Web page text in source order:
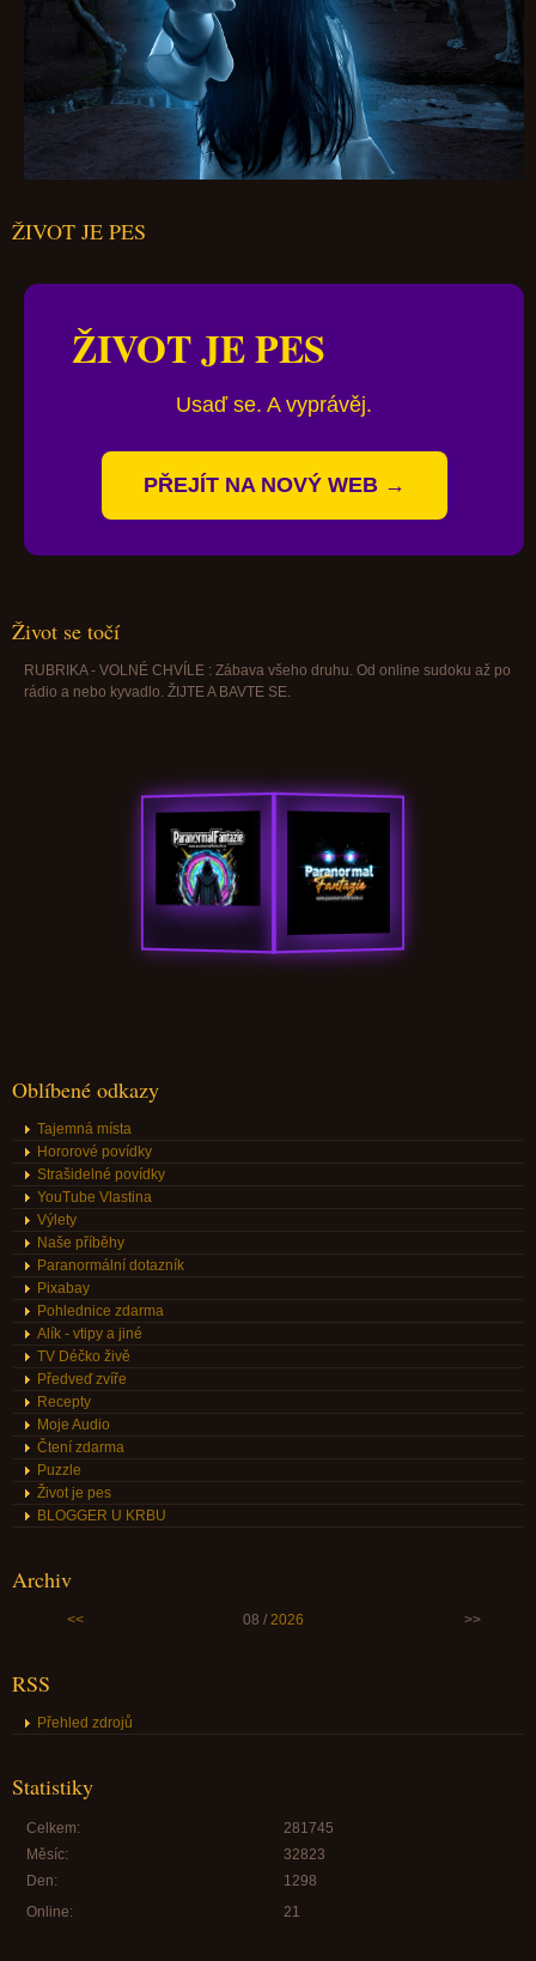
ŽIVOT JE PES
ŽIVOT JE PES
Usaď se. A vyprávěj.
PŘEJÍT NA NOVÝ WEB →
Život se točí
RUBRIKA - VOLNÉ CHVÍLE : Zábava všeho druhu. Od online sudoku až po
rádio a nebo kyvadlo. ŽIJTE A BAVTE SE.
Oblíbené odkazy
Tajemná místa
Hororové povídky
Strašidelné povídky
YouTube Vlastina
Výlety
Naše příběhy
Paranormální dotazník
Pixabay
Pohlednice zdarma
Alík - vtipy a jiné
TV Déčko živě
Předveď zvíře
Recepty
Moje Audio
Čtení zdarma
Puzzle
Život je pes
BLOGGER U KRBU
Archiv
<< 08 / 2026 >>
RSS
Přehled zdrojů
Statistiky
Online: 21
Celkem:
281745
Měsíc:
32823
Den:
1298